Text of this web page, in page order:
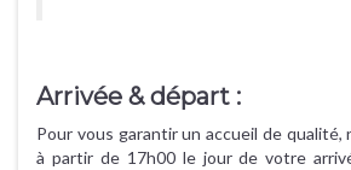
Arrivée & départ :
Pour vous garantir un accueil de qualité,
à partir de 17h00 le jour de votre